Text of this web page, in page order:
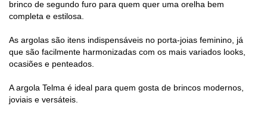
brinco de segundo furo para quem quer uma orelha bem
completa e estilosa.
As argolas são itens indispensáveis no porta-joias feminino, já
que são facilmente harmonizadas com os mais variados looks,
ocasiões e penteados.
A argola Telma é ideal para quem gosta de brincos modernos,
joviais e versáteis.